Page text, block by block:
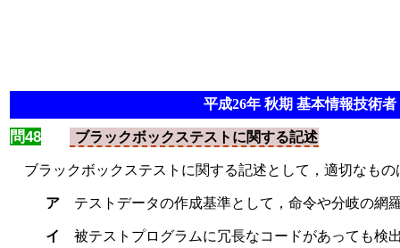
平成26年 秋期 基本情報技術者
問48 ブラックボックステストに関する記述
ブラックボックステストに関する記述として，適切なもの
ア テストデータの作成基準として，命令や分岐の網
イ 被テストプログラムに冗長なコードがあっても検